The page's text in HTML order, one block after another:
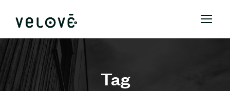
Tag